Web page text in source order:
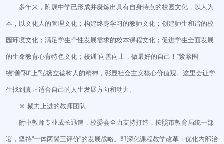
多年来，附属中学已形成并凝炼出具有自身特点的校园文化，以人为
本，以文化人的管理文化；构建终身学习的教师文化；创建师生和谐的校
园环境文化；满足学生个性发展需求的校本课程文化；促进学生全面发展
的生命教育心育特色文化；校训“向善向上，做最好的自己！”紧紧围
绕“善”和“上”弘扬立德树人的精神，彰显社会主义核心价值观。这里会让学
生找到真正适合自己的人生发展方向和动力。
※ 聚力上进的教师团队
附中教师专业成长迅速，校委会全力支持打造，按照市教育局统一部
署，坚持“一体两翼三评价”的发展战略。即深化课程教学改革；优化内部治